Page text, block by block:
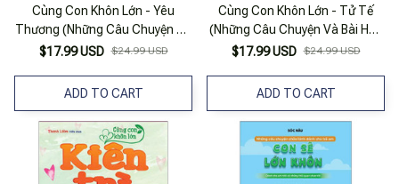
Cùng Con Khôn Lớn - Yêu
Thương (Những Câu Chuyện Và
Bài Học Hay Ươm Mầm Tính
$17.99 USD $24.99 USD
ADD TO CART
Cùng Con Khôn Lớn - Tử Tế
(Những Câu Chuyện Và Bài Học
Hay Ươm Mầm Tính Cách Cho
$17.99 USD $24.99 USD
ADD TO CART